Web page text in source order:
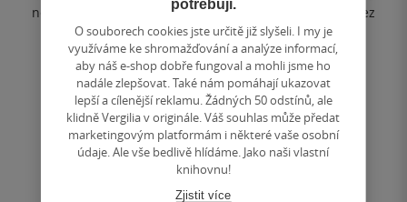
nepoznáte ofsajd od homerunu, pátý díl knižní série Bez
frází je v první řadě...
330 Kč
Běžně369 Kč
Do košíku
Uložit do seznamu
potřebují.
O souborech cookies jste určitě již slyšeli. I my je
využíváme ke shromažďování a analýze informací,
aby náš e-shop dobře fungoval a mohli jsme ho
nadále zlepšovat. Také nám pomáhají ukazovat
lepší a cílenější reklamu. Žádných 50 odstínů, ale
klidně Vergilia v originále. Váš souhlas může předat
marketingovým platformám i některé vaše osobní
údaje. Ale vše bedlivě hlídáme. Jako naši vlastní
knihovnu!
Zjistit více